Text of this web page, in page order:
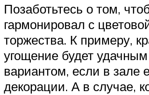
Позаботьтесь о том,
гармонировал с
торжества. К примеру,
угощение будет удачным
вариантом, если в зале
декорации. А в случае,